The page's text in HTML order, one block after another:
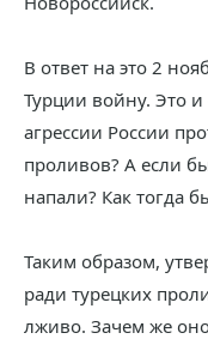
В ответ на это 2
Турции войну. Это и
агрессии России
проливов? А если
напали? Как тогда
Таким образом,
ради турецких
лживо. Зачем же